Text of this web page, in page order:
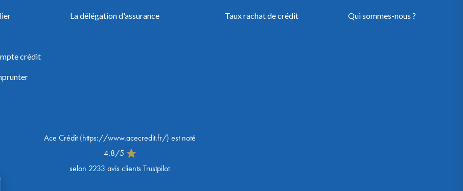
crédit
La délégation d'assurance Taux rachat de crédit Qui sommes-nous ?
Ace Crédit(https://www.acecredit.fr/) est noté
4.8/5
selon 2233 avis clients Trustpilot